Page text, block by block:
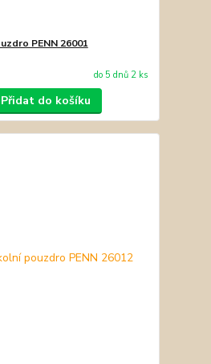
PENN 26001
do 5 dnů 2 ks
Přidat do košíku